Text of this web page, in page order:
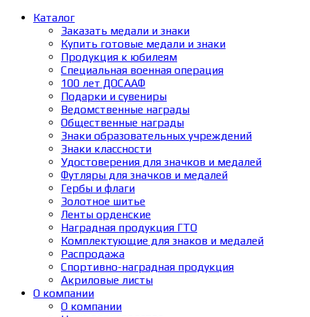
Каталог
Заказать медали и знаки
Купить готовые медали и знаки
Продукция к юбилеям
Специальная военная операция
100 лет ДОСААФ
Подарки и сувениры
Ведомственные награды
Общественные награды
Знаки образовательных учреждений
Знаки классности
Удостоверения для значков и медалей
Футляры для значков и медалей
Гербы и флаги
Золотное шитье
Ленты орденские
Наградная продукция ГТО
Комплектующие для знаков и медалей
Распродажа
Спортивно-наградная продукция
Акриловые листы
О компании
О компании